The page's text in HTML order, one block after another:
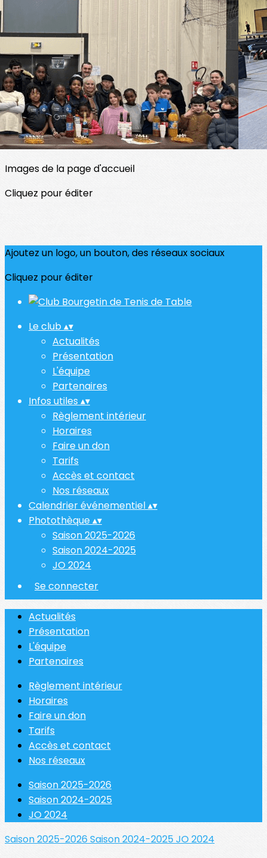
Menu
<
>
Saison 2025-2026
Saison 2024-2025
JO 2024
?>
Images de la page d'accueil
Cliquez pour éditer
Ajoutez un logo, un bouton, des réseaux sociaux
Cliquez pour éditer
Le club▴▾
Actualités
Présentation
L'équipe
Partenaires
Infos utiles ▴▾
Règlement intérieur
Horaires
Faire un don
Tarifs
Accès et contact
Nos réseaux
Calendrier événementiel▴▾
Photothèque▴▾
Saison 2025-2026
Saison 2024-2025
JO 2024
Se connecter
Actualités
Présentation
L'équipe
Partenaires
Règlement intérieur
Horaires
Faire un don
Tarifs
Accès et contact
Nos réseaux
Saison 2025-2026
Saison 2024-2025
JO 2024
Saison 2025-2026Saison 2024-2025JO 2024